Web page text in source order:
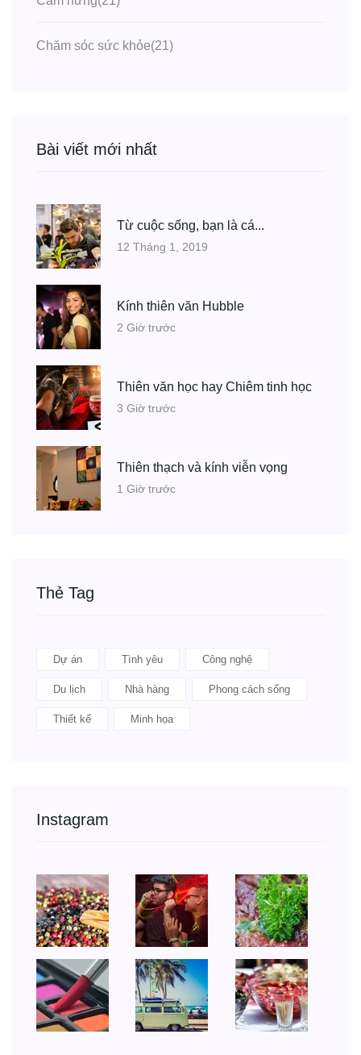
Chăm sóc sức khỏe(21)
Bài viết mới nhất
Từ cuộc sống, bạn là cá...
12 Tháng 1, 2019
Kính thiên văn Hubble
2 Giờ trước
Thiên văn học hay Chiêm tinh học
3 Giờ trước
Thiên thạch và kính viễn vọng
1 Giờ trước
Thẻ Tag
Dự án Tình yêu Công nghệ
Du lịch Nhà hàng Phong cách sống
Thiết kế Minh họa
Instagram